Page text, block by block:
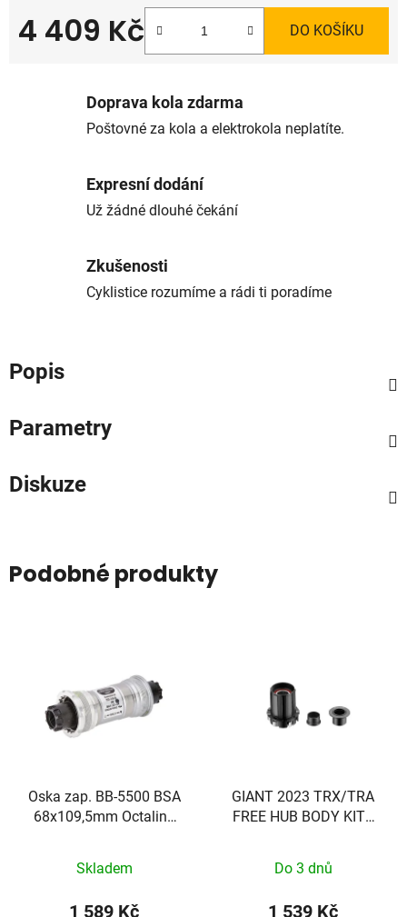
4 409 Kč DO KOŠÍKU
Doprava kola zdarma
Poštovné za kola a elektrokola neplatíte.
Expresní dodání
Už žádné dlouhé čekání
Zkušenosti
Cyklistice rozumíme a rádi ti poradíme
Popis
Parametry
Diskuze
Podobné produkty
Oska zap. BB-5500 BSA
68x109,5mm Octalink
Skladem
1 589 Kč
GIANT 2023 TRX/TRA
FREE HUB BODY KITS
Do 3 dnů
1 539 Kč